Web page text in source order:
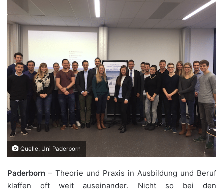
Quelle: Uni Paderborn
Paderborn – Theorie und Praxis in Ausbildung und Beruf
klaffen oft weit auseinander. Nicht so bei den